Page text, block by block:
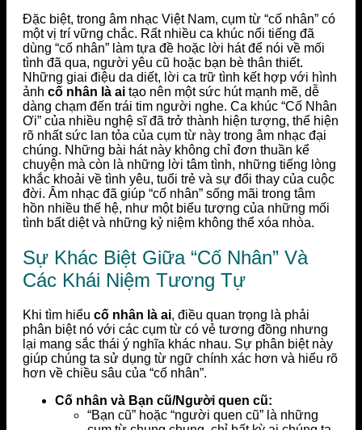
Đặc biệt, trong âm nhạc Việt Nam, cụm từ “cố nhân” có
một vị trí vững chắc. Rất nhiều ca khúc nổi tiếng đã
dùng “cố nhân” làm tựa đề hoặc lời hát để nói về mối
tình đã qua, người yêu cũ hoặc bạn bè thân thiết.
Những giai điệu da diết, lời ca trữ tình kết hợp với hình
ảnh cố nhân là ai tạo nên một sức hút mạnh mẽ, dễ
dàng chạm đến trái tim người nghe. Ca khúc “Cố Nhân
Ơi” của nhiều nghệ sĩ đã trở thành hiện tượng, thể hiện
rõ nhất sức lan tỏa của cụm từ này trong âm nhạc đại
chúng. Những bài hát này không chỉ đơn thuần kể
chuyện mà còn là những lời tâm tình, những tiếng lòng
khắc khoải về tình yêu, tuổi trẻ và sự đổi thay của cuộc
đời. Âm nhạc đã giúp “cố nhân” sống mãi trong tâm
hồn nhiều thế hệ, như một biểu tượng của những mối
tình bất diệt và những kỷ niệm không thể xóa nhòa.
Sự Khác Biệt Giữa “Cố Nhân” Và
Các Khái Niệm Tương Tự
Khi tìm hiểu cố nhân là ai, điều quan trọng là phải
phân biệt nó với các cụm từ có vẻ tương đồng nhưng
lại mang sắc thái ý nghĩa khác nhau. Sự phân biệt này
giúp chúng ta sử dụng từ ngữ chính xác hơn và hiểu rõ
hơn về chiều sâu của “cố nhân”.
Cố nhân và Bạn cũ/Người quen cũ:
“Bạn cũ” hoặc “người quen cũ” là những